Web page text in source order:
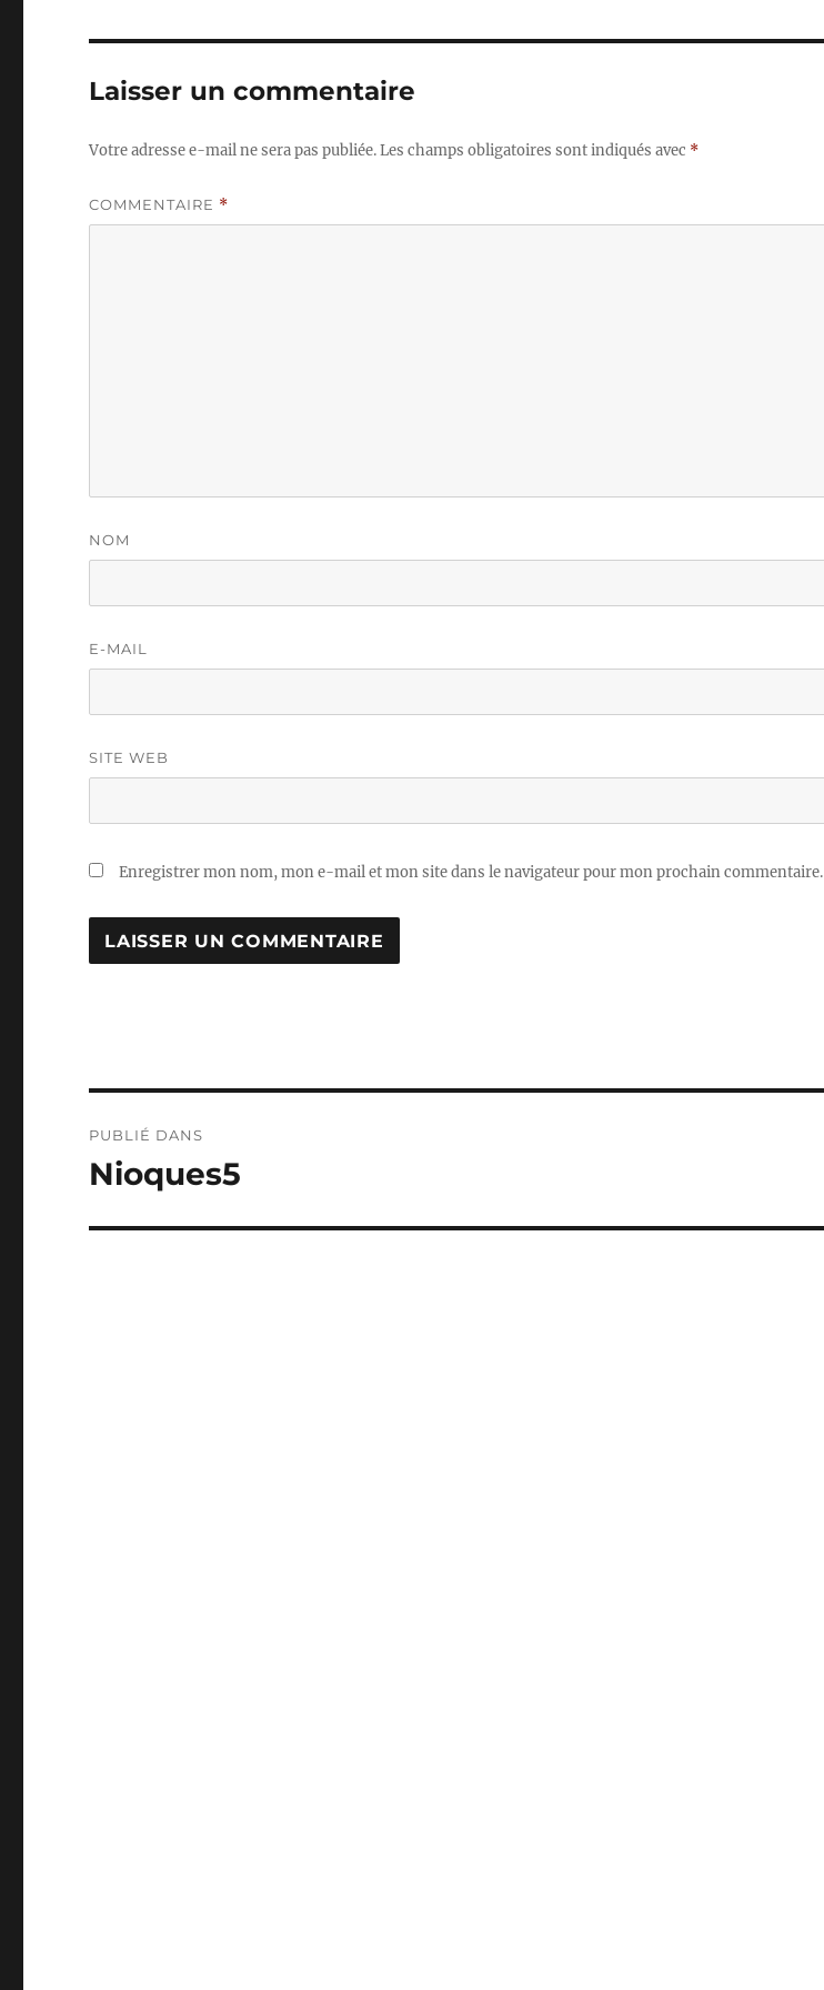
Laisser un commentaire
Votre adresse e-mail ne sera pas publiée.Les champs obligatoires sont indiqués avec *
COMMENTAIRE *
NOM
E-MAIL
SITE WEB
Enregistrer mon nom, mon e-mail et mon site dans le navigateur pour mon prochain commentaire.
de
PUBLIÉ DANS
Nioques5